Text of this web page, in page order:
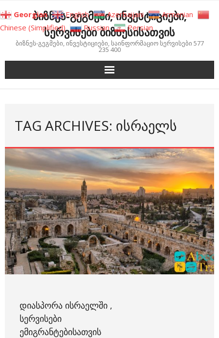
to
content
ბიზნეს-გეგმები, ინვესტიციები,
სერვისები ბიზნესისათვის
ბიზნეს-გეგმები, ინვესტიციები, საინფორმაციო სერვისები 577
235 400
TAG ARCHIVES: ᲘᲡᲠᲐᲔᲚᲡ
ᲓᲘᲐᲡᲞᲝᲠᲐ ᲘᲡᲠᲐᲔᲚᲨᲘ ,
ᲡᲔᲠᲕᲘᲡᲔᲑᲘ
ᲔᲛᲘᲒᲠᲐᲜᲢᲔᲑᲘᲡᲐᲗᲕᲘᲡ
Georgian English Azerbaijani
Armenian
Chinese (Simplified)
Russian Persian